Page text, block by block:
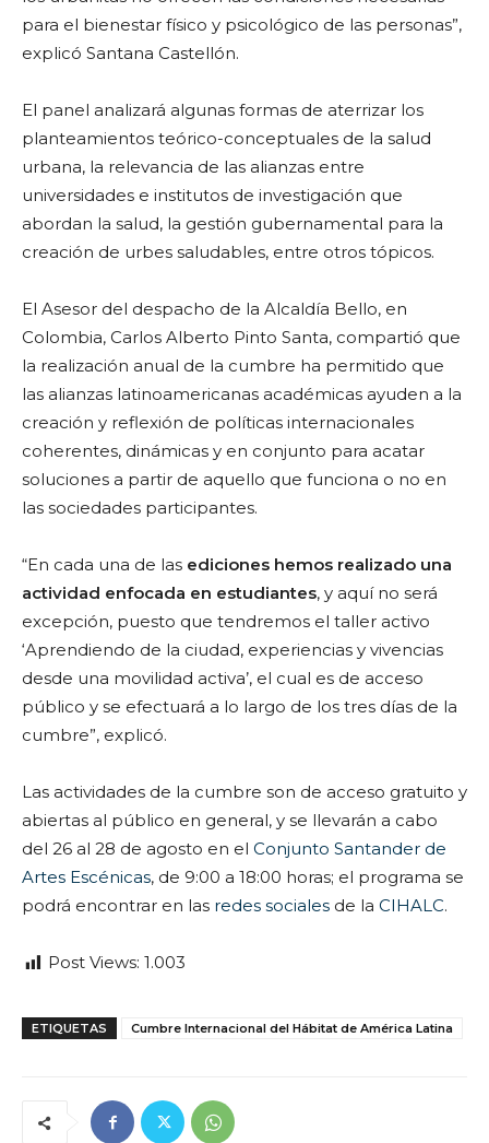
para el bienestar físico y psicológico de las personas”,
explicó Santana Castellón.
El panel analizará algunas formas de aterrizar los
planteamientos teórico-conceptuales de la salud
urbana, la relevancia de las alianzas entre
universidades e institutos de investigación que
abordan la salud, la gestión gubernamental para la
creación de urbes saludables, entre otros tópicos.
El Asesor del despacho de la Alcaldía Bello, en
Colombia, Carlos Alberto Pinto Santa, compartió que
la realización anual de la cumbre ha permitido que
las alianzas latinoamericanas académicas ayuden a la
creación y reflexión de políticas internacionales
coherentes, dinámicas y en conjunto para acatar
soluciones a partir de aquello que funciona o no en
las sociedades participantes.
“En cada una de las ediciones hemos realizado una
actividad enfocada en estudiantes, y aquí no será
excepción, puesto que tendremos el taller activo
‘Aprendiendo de la ciudad, experiencias y vivencias
desde una movilidad activa’, el cual es de acceso
público y se efectuará a lo largo de los tres días de la
cumbre”, explicó.
Las actividades de la cumbre son de acceso gratuito y
abiertas al público en general, y se llevarán a cabo
del 26 al 28 de agosto en el Conjunto Santander de
Artes Escénicas, de 9:00 a 18:00 horas; el programa se
podrá encontrar en las redes sociales de la CIHALC.
Post Views: 1.003
ETIQUETAS Cumbre Internacional del Hábitat de América Latina